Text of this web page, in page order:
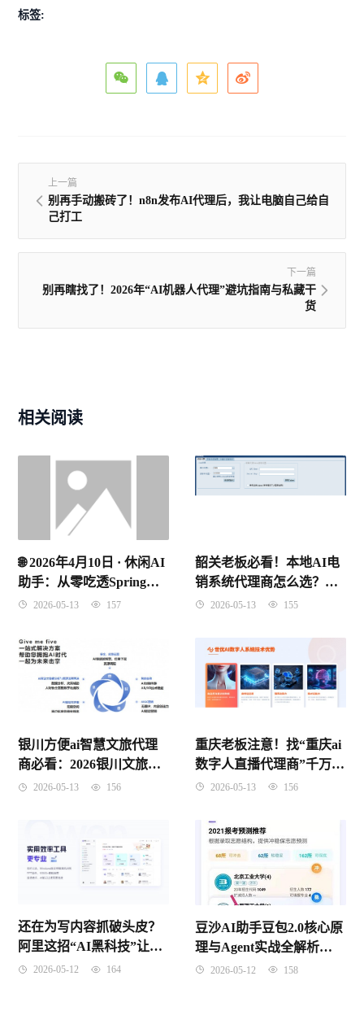
标签:
上一篇
别再手动搬砖了！n8n发布AI代理后，我让电脑自己给自
己打工
下一篇
别再瞎找了！2026年“AI机器人代理”避坑指南与私藏干
货
相关阅读
🌐 2026年4月10日 · 休闲AI
助手：从零吃透Spring
IoC控制反转，理解原理
2026-05-13 157
韶关老板必看！本地AI电
销系统代理商怎么选？别
再被“假智能”割韭菜了！
2026-05-13 155
银川方便ai智慧文旅代理
商必看：2026银川文旅数
字化红利到底怎么抓？
2026-05-13 156
重庆老板注意！找“重庆ai
数字人直播代理商”千万别
只看价格，这3个坑踩了要
2026-05-13 156
还在为写内容抓破头皮？
阿里这招“AI黑科技”让无
数打工人惊掉了下巴
2026-05-12 164
豆沙AI助手豆包2.0核心原
理与Agent实战全解析
（2026年4月版）
2026-05-12 158